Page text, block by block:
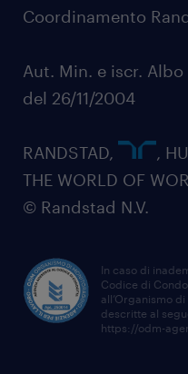
Coordinamento
Aut. Min. e iscr. Albo
del 26/11/2004
RANDSTAD,
,
THE WORLD OF
© Randstad N.V.
In caso di
Codice di
all’Organismo
descritte al
https://odm-